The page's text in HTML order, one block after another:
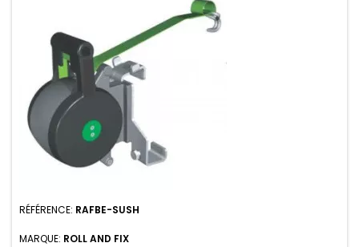
RÉFÉRENCE: RAFBE-SUSH
MARQUE: ROLL AND FIX